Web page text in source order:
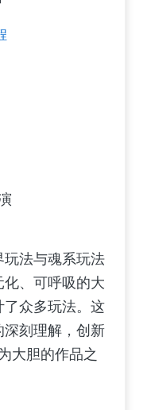
玩法与魂系玩法
、可呼吸的大
众多玩法。这
刻理解，创新
大胆的作品之